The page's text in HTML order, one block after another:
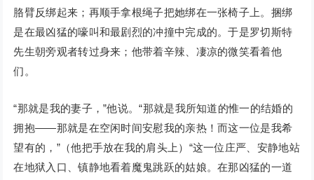
胳臂反绑起来；再顺手拿根绳子把她绑在一张椅子上。捆绑
是在最凶猛的嚎叫和最剧烈的冲撞中完成的。于是罗切斯特
先生朝旁观者转过身来；他带着辛辣、凄凉的微笑看着他
们。
“那就是我的妻子，”他说。“那就是我所知道的惟一的结婚的
拥抱——那就是在空闲时间安慰我的亲热！而这一位是我希
望有的，”（他把手放在我的肩头上）“这一位庄严、安静地站
在地狱入口、镇静地看着魔鬼跳跃的姑娘。在那凶猛的一道